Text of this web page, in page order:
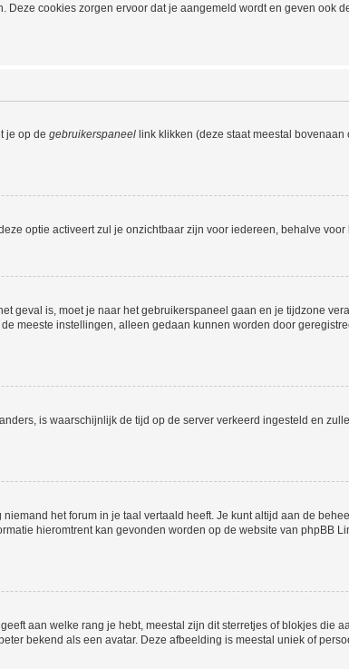
cookies zorgen ervoor dat je aangemeld wordt en geven ook
je op de gebruikerspaneel link klikken (deze staat meestal bovenaan
deze optie activeert zul je onzichtbaar zijn voor iedereen, behalve
geval is, moet je naar het gebruikerspaneel gaan en je tijdzone
meeste instellingen, alleen gedaan kunnen worden door
is waarschijnlijk de tijd op de server verkeerd ingesteld en
het forum in je taal vertaald heeft. Je kunt altijd aan de
hieromtrent kan gevonden worden op de website van phpBB
aan welke rang je hebt, meestal zijn dit sterretjes of blokjes die
bekend als een avatar. Deze afbeelding is meestal uniek of